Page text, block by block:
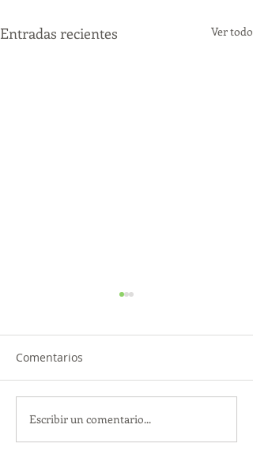
Entradas recientes Ver todo
TourTravelynByFraveo
participó en la
Comentarios
Escribir un comentario...